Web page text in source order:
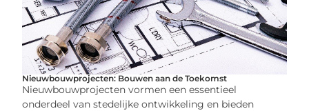
Nieuwbouwprojecten: Bouwen aan de Toekomst
Nieuwbouwprojecten vormen een essentieel
onderdeel van stedelijke ontwikkeling en bieden